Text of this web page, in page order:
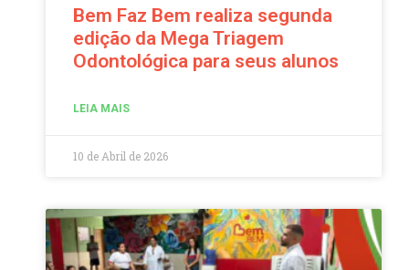
Bem Faz Bem realiza segunda
edição da Mega Triagem
Odontológica para seus alunos
LEIA MAIS
10 de Abril de 2026